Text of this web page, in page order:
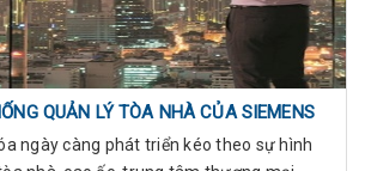
QUẢN LÝ TÒA NHÀ CỦA SIEMENS
ngày càng phát triển kéo theo sự hình